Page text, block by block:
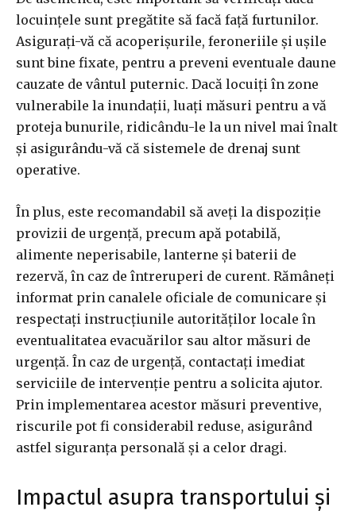
locuințele sunt pregătite să facă față furtunilor.
Asigurați-vă că acoperișurile, feroneriile și ușile
sunt bine fixate, pentru a preveni eventuale daune
cauzate de vântul puternic. Dacă locuiți în zone
vulnerabile la inundații, luați măsuri pentru a vă
proteja bunurile, ridicându-le la un nivel mai înalt
și asigurându-vă că sistemele de drenaj sunt
operative.
În plus, este recomandabil să aveți la dispoziție
provizii de urgență, precum apă potabilă,
alimente neperisabile, lanterne și baterii de
rezervă, în caz de întreruperi de curent. Rămâneți
informat prin canalele oficiale de comunicare și
respectați instrucțiunile autorităților locale în
eventualitatea evacuărilor sau altor măsuri de
urgență. În caz de urgență, contactați imediat
serviciile de intervenție pentru a solicita ajutor.
Prin implementarea acestor măsuri preventive,
riscurile pot fi considerabil reduse, asigurând
astfel siguranța personală și a celor dragi.
Impactul asupra transportului și